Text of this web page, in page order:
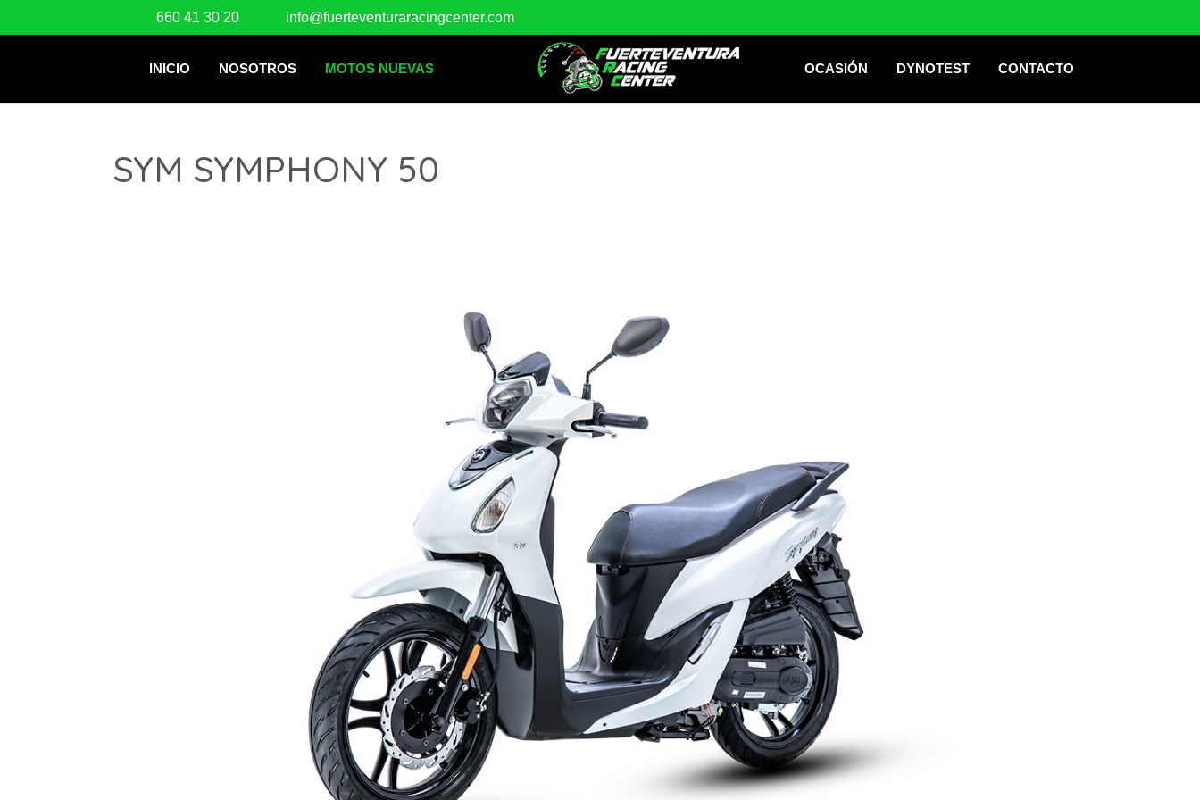
660 41 30 20 info@fuerteventuraracingcenter.com
INICIO NOSOTROS MOTOS NUEVAS OCASIÓN DYNOTEST CONTACTO
SYM SYMPHONY 50